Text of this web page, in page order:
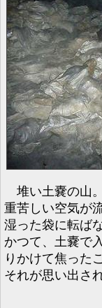
堆い土嚢の山。
重苦しい空気が
湿った袋に転ば
かつて、土嚢で
りかけて焦った
それが思い出さ